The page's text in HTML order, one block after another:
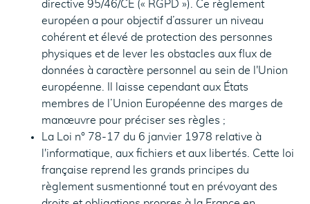
directive 95/46/CE (« RGPD »). Ce règlement
européen a pour objectif d’assurer un niveau
cohérent et élevé de protection des personnes
physiques et de lever les obstacles aux flux de
données à caractère personnel au sein de l'Union
européenne. Il laisse cependant aux États
membres de l’Union Européenne des marges de
manœuvre pour préciser ses règles ;
La Loi n° 78-17 du 6 janvier 1978 relative à
l'informatique, aux fichiers et aux libertés. Cette loi
française reprend les grands principes du
règlement susmentionné tout en prévoyant des